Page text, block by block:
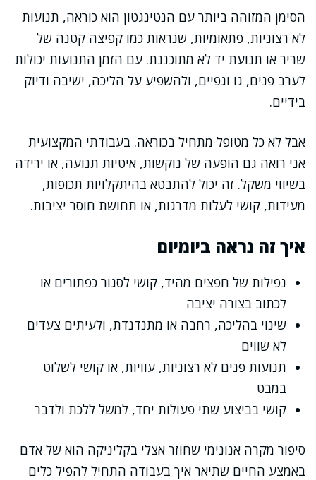
הסימן המזוהה ביותר עם הנטינגטון הוא כוראה, תנועות
לא רצוניות, פתאומיות, שנראות כמו קפיצה קטנה של
שריר או תנועת יד לא מתוכננת. עם הזמן התנועות יכולות
לערב פנים, גו וגפיים, ולהשפיע על הליכה, ישיבה ודיוק
בידיים.
אבל לא כל מטופל מתחיל בכוראה. בעבודתי המקצועית
אני רואה גם הופעה של נוקשות, איטיות תנועה, או ירידה
בשיווי משקל. זה יכול להתבטא בהיתקלויות תכופות,
מעידות, קושי לעלות מדרגות, או תחושת חוסר יציבות.
איך זה נראה ביומיום
נפילות של חפצים מהיד, קושי לסגור כפתורים או
לכתוב בצורה יציבה
שינוי בהליכה, רחבה או מתנדנדת, ולעיתים צעדים
לא שווים
תנועות פנים לא רצוניות, עוויות, או קושי לשלוט
במבט
קושי בביצוע שתי פעולות יחד, למשל ללכת ולדבר
סיפור מקרה אנונימי שחוזר אצלי בקליניקה הוא של אדם
באמצע החיים שתיאר איך בעבודה התחיל להפיל כלים